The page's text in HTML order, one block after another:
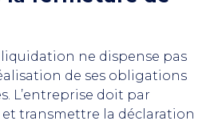
ne dispense pas
de ses obligations
L’entreprise doit par
transmettre la déclaration